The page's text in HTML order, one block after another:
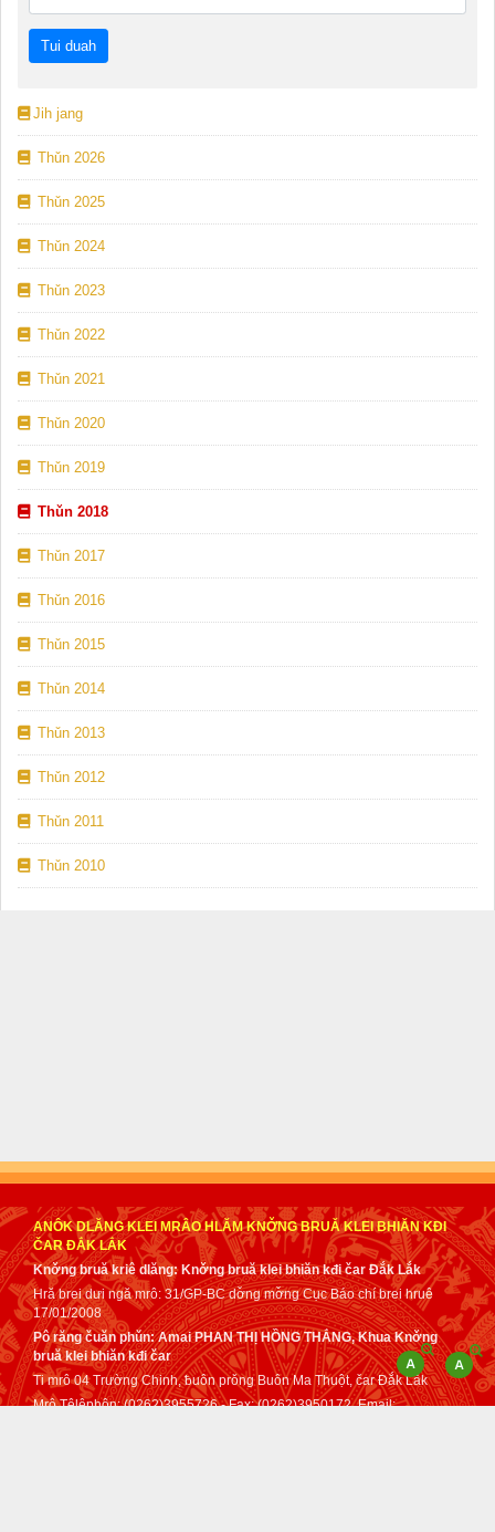
Jih jang
Thǔn 2026
Thǔn 2025
Thǔn 2024
Thǔn 2023
Thǔn 2022
Thǔn 2021
Thǔn 2020
Thǔn 2019
Thǔn 2018
Thǔn 2017
Thǔn 2016
Thǔn 2015
Thǔn 2014
Thǔn 2013
Thǔn 2012
Thǔn 2011
Thǔn 2010
ANÔK DLĂNG KLEI MRÂO HLĂM KNƠ̌NG BRUǍ KLEI BHIĂN KĐI
ČAR ĐẮK LẮK
Knơ̌ng bruă kriê dlăng: Knơ̌ng bruă klei bhiăn kđi čar Đắk Lắk
Hră brei dưi ngă mrô: 31/GP-BC dơ̌ng mơ̌ng Cục Báo chí brei hruê
17/01/2008
Pô răng čuăn phǔn: Amai PHAN THỊ HỒNG THẮNG, Khua Knơ̌ng
bruă klei bhiăn kđi čar
Ti mrô 04 Trường Chinh, ƀuôn prǒng Buôn Ma Thuột, čar Đắk Lắk
Mrô Têlêphôn: (0262)3955726 - Fax: (0262)3950172. Email: